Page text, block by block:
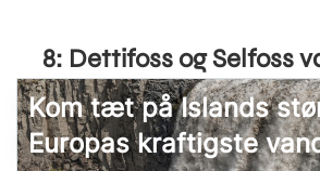
8: Dettifoss og Selfoss
Kom tæt på Islands
Europas kraftigste